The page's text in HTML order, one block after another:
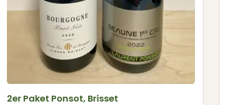
2er Paket Ponsot, Brisset